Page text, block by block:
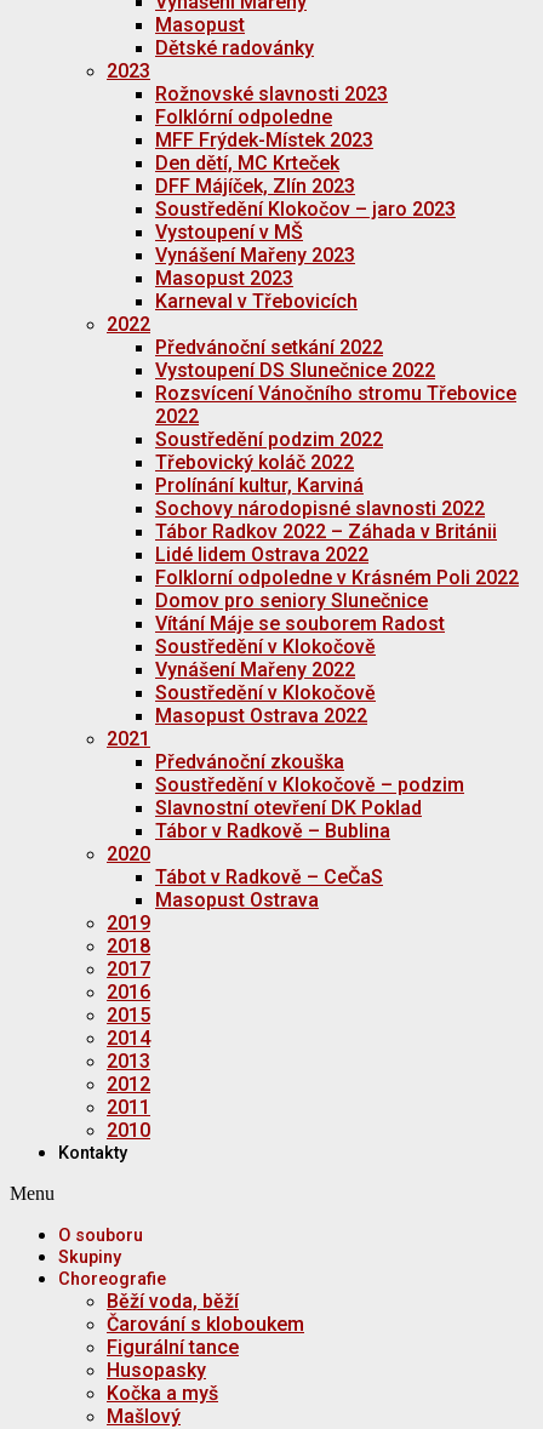
Masopust
Dětské radovánky
2023
Rožnovské slavnosti 2023
Folklórní odpoledne
MFF Frýdek-Místek 2023
Den dětí, MC Krteček
DFF Májíček, Zlín 2023
Soustředění Klokočov – jaro 2023
Vystoupení v MŠ
Vynášení Mařeny 2023
Masopust 2023
Karneval v Třebovicích
2022
Předvánoční setkání 2022
Vystoupení DS Slunečnice 2022
Rozsvícení Vánočního stromu Třebovice
2022
Soustředění podzim 2022
Třebovický koláč 2022
Prolínání kultur, Karviná
Sochovy národopisné slavnosti 2022
Tábor Radkov 2022 – Záhada v Británii
Lidé lidem Ostrava 2022
Folklorní odpoledne v Krásném Poli 2022
Domov pro seniory Slunečnice
Vítání Máje se souborem Radost
Soustředění v Klokočově
Vynášení Mařeny 2022
Soustředění v Klokočově
Masopust Ostrava 2022
2021
Předvánoční zkouška
Soustředění v Klokočově – podzim
Slavnostní otevření DK Poklad
Tábor v Radkově – Bublina
2020
Tábot v Radkově – CeČaS
Masopust Ostrava
2019
2018
2017
2016
2015
2014
2013
2012
2011
2010
Kontakty
Menu
O souboru
Skupiny
Choreografie
Běží voda, běží
Čarování s kloboukem
Figurální tance
Husopasky
Kočka a myš
Mašlový